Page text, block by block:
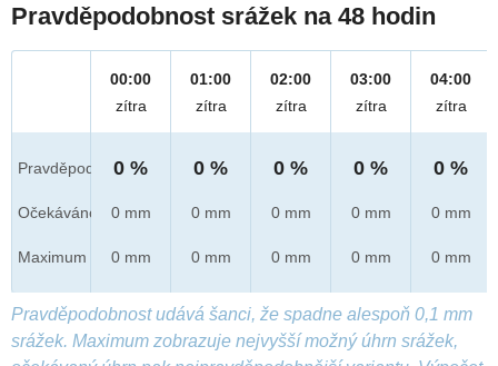
Pravděpodobnost srážek na 48 hodin
Pravděpod.
Očekáváno
Maximum
00:00
zítra
0 %
0 mm
0 mm
01:00
zítra
0 %
0 mm
0 mm
02:00
zítra
0 %
0 mm
0 mm
03:00
zítra
0 %
0 mm
0 mm
04:00
zítra
0 %
0 mm
0 mm
Pravděpodobnost udává šanci, že spadne alespoň 0,1 mm
srážek. Maximum zobrazuje nejvyšší možný úhrn srážek,